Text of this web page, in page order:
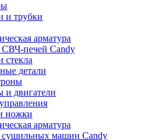
и трубки
арматура
СВЧ-печей Candy
стекла
детали
и двигатели
ножки
арматура
сушильных машин Candy